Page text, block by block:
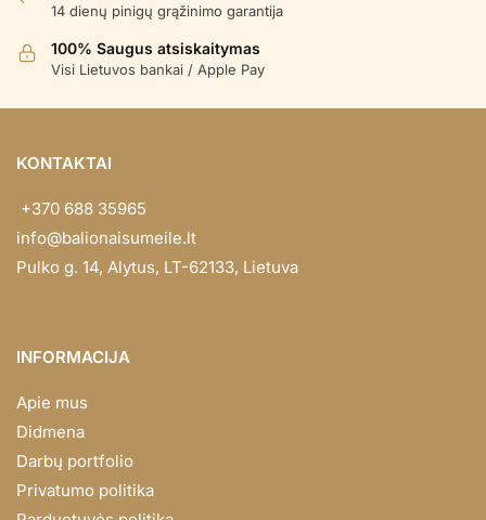
14 dienų pinigų grąžinimo garantija
100% Saugus atsiskaitymas
Visi Lietuvos bankai / Apple Pay
KONTAKTAI
+370 688 35965
info@balionaisumeile.lt
Pulko g. 14, Alytus, LT-62133, Lietuva
INFORMACIJA
Apie mus
Didmena
Darbų portfolio
Privatumo politika